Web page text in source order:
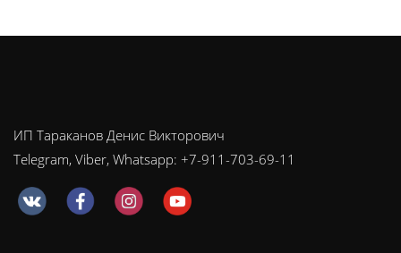
ИП Тараканов Денис Викторович
Telegram, Viber, Whatsapp: +7-911-703-69-11